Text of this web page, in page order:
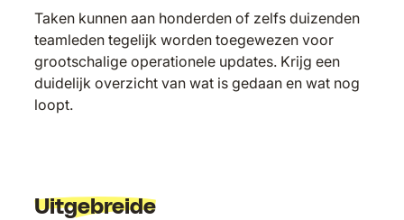
Taken kunnen aan honderden of zelfs duizenden
teamleden tegelijk worden toegewezen voor
grootschalige operationele updates. Krijg een
duidelijk overzicht van wat is gedaan en wat nog
loopt.
Uitgebreide